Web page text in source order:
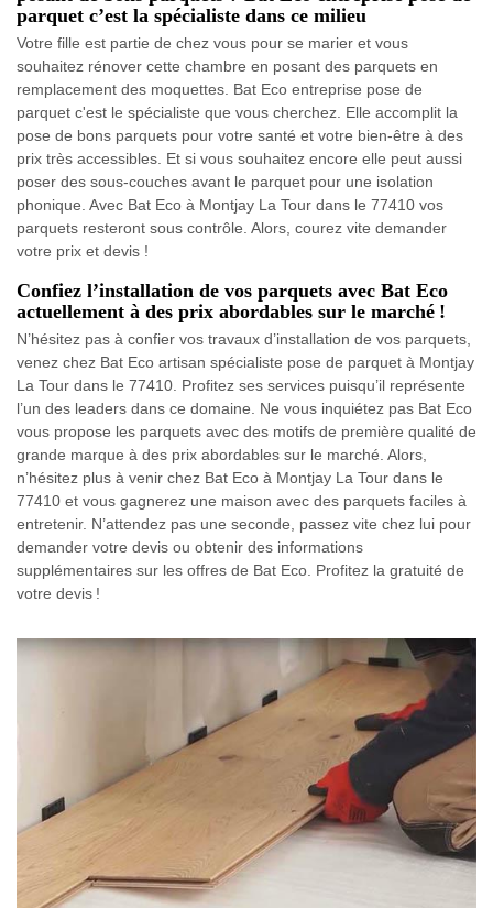
parquet c’est la spécialiste dans ce milieu
Votre fille est partie de chez vous pour se marier et vous
souhaitez rénover cette chambre en posant des parquets en
remplacement des moquettes. Bat Eco entreprise pose de
parquet c'est le spécialiste que vous cherchez. Elle accomplit la
pose de bons parquets pour votre santé et votre bien-être à des
prix très accessibles. Et si vous souhaitez encore elle peut aussi
poser des sous-couches avant le parquet pour une isolation
phonique. Avec Bat Eco à Montjay La Tour dans le 77410 vos
parquets resteront sous contrôle. Alors, courez vite demander
votre prix et devis !
Confiez l’installation de vos parquets avec Bat Eco
actuellement à des prix abordables sur le marché !
N’hésitez pas à confier vos travaux d’installation de vos parquets,
venez chez Bat Eco artisan spécialiste pose de parquet à Montjay
La Tour dans le 77410. Profitez ses services puisqu’il représente
l’un des leaders dans ce domaine. Ne vous inquiétez pas Bat Eco
vous propose les parquets avec des motifs de première qualité de
grande marque à des prix abordables sur le marché. Alors,
n’hésitez plus à venir chez Bat Eco à Montjay La Tour dans le
77410 et vous gagnerez une maison avec des parquets faciles à
entretenir. N’attendez pas une seconde, passez vite chez lui pour
demander votre devis ou obtenir des informations
supplémentaires sur les offres de Bat Eco. Profitez la gratuité de
votre devis !